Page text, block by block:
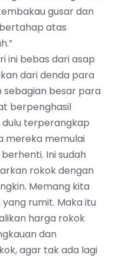
gusar dan
atas
ini bebas dari asap
dari denda para
sebagian besar para
berpenghasil
dulu terperangkap
mereka memulai
Ini sudah
rokok dengan
Memang kita
rumit. Maka itu
harga rokok
dan
agar tak ada lagi